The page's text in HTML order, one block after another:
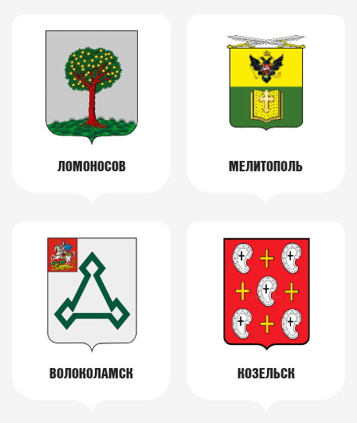
ЛОМОНОСОВ МЕЛИТОПОЛЬ
ВОЛОКОЛАМСК КОЗЕЛЬСК